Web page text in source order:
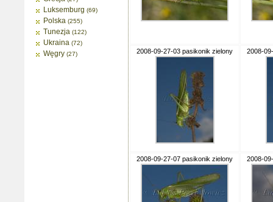
Luksemburg (69)
Polska (255)
Tunezja (122)
Ukraina (72)
Węgry (27) 2008-09-27-03 pasikonik zielony 2008-
2008-09-27-07 pasikonik zielony 2008-